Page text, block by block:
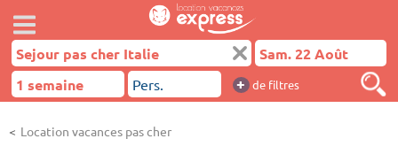
+ de filtres
Location vacances pas cher